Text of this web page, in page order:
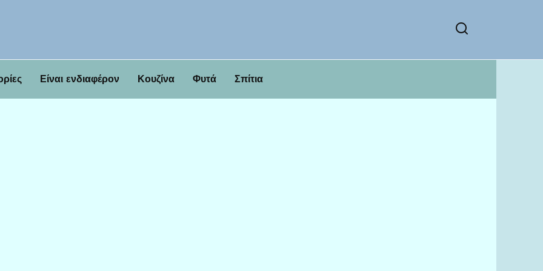
Είναι ενδιαφέρον Κουζίνα Φυτά Σπίτια